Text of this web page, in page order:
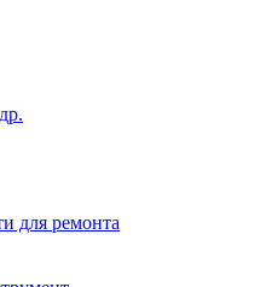
для ремонта